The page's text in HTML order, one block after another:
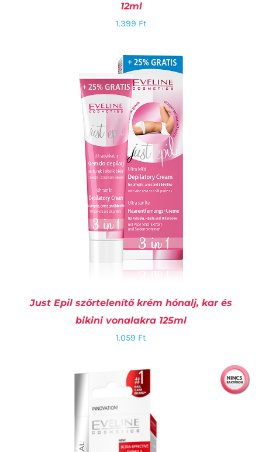
KOSÁRBA TESZEM / RÉSZLETEK
12ml
1.399 Ft
KOSÁRBA TESZEM /
Just Epil szőrtelenítő krém hónalj, kar és
bikini vonalakra 125ml
1.059 Ft